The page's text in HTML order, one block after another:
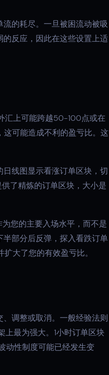
的耗尽。一旦被困流动被吸
反应，因此在这些设置上适
汇上可能跨越50-100点或在
可能造成不利的盈亏比。这
线图显示看涨订单区块，切
了精炼的订单区块，大小是
为您的主要入场水平，而不是
部分后反弹，探入看跌订单
大了您的有效盈亏比。
调整或取消。一般经验法则
上最为强大。1小时订单区块
动性制度可能已经发生变